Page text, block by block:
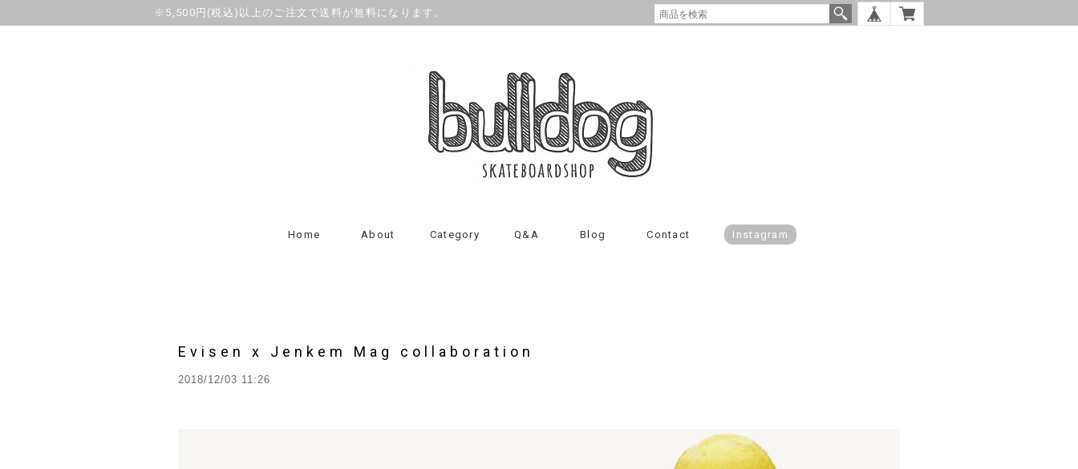
※5,500円(税込)以上のご注文で送料が無料になります。
Home About Category Q&A Blog Contact Instagram
Evisen x Jenkem Mag collaboration
2018/12/03 11:26